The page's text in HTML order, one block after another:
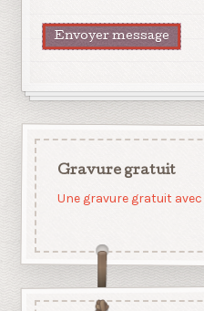
Gravure gratuit
Une gravure gratuit